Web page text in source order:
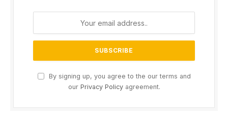
By signing up, you agree to the our terms and
our Privacy Policyagreement.